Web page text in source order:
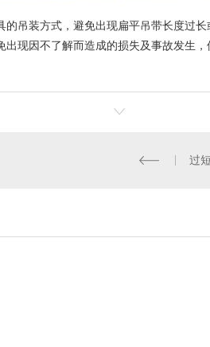
的吊装方式，避免出现扁平吊带长度过
现因不了解而造成的损失及事故发生
过